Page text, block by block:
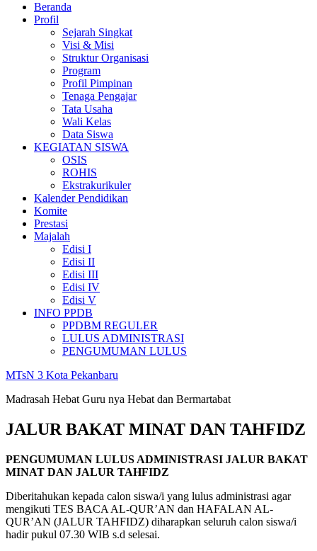
Beranda
Profil
Sejarah Singkat
Visi & Misi
Struktur Organisasi
Program
Profil Pimpinan
Tenaga Pengajar
Tata Usaha
Wali Kelas
Data Siswa
KEGIATAN SISWA
OSIS
ROHIS
Ekstrakurikuler
Kalender Pendidikan
Komite
Prestasi
Majalah
Edisi I
Edisi II
Edisi III
Edisi IV
Edisi V
INFO PPDB
PPDBM REGULER
LULUS ADMINISTRASI
PENGUMUMAN LULUS
MTsN 3 Kota Pekanbaru
Madrasah Hebat Guru nya Hebat dan Bermartabat
JALUR BAKAT MINAT DAN TAHFIDZ
PENGUMUMAN LULUS ADMINISTRASI JALUR BAKAT
MINAT DAN JALUR TAHFIDZ
Diberitahukan kepada calon siswa/i yang lulus administrasi agar
mengikuti TES BACA AL-QUR’AN dan HAFALAN AL-
QUR’AN (JALUR TAHFIDZ) diharapkan seluruh calon siswa/i
hadir pukul 07.30 WIB s.d selesai.